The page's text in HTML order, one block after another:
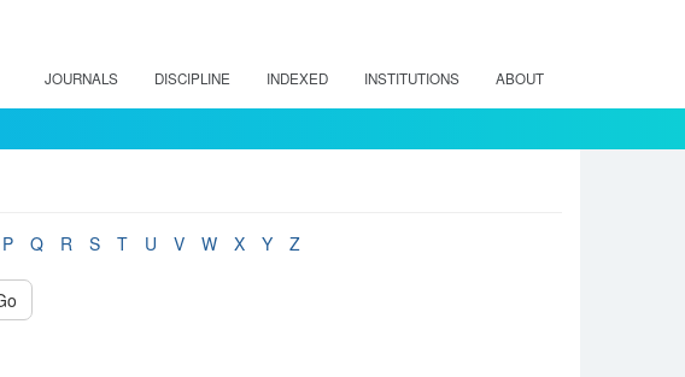
JOURNALS DISCIPLINE INDEXED INSTITUTIONS ABOUT
P Q R S T U V W X Y Z